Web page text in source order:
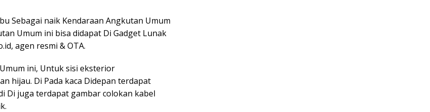
Sebagai naik Kendaraan Angkutan Umum
Umum ini bisa didapat Di Gadget Lunak
agen resmi & OTA.
ini, Untuk sisi eksterior
hijau. Di Pada kaca Didepan terdapat
Di juga terdapat gambar colokan kabel